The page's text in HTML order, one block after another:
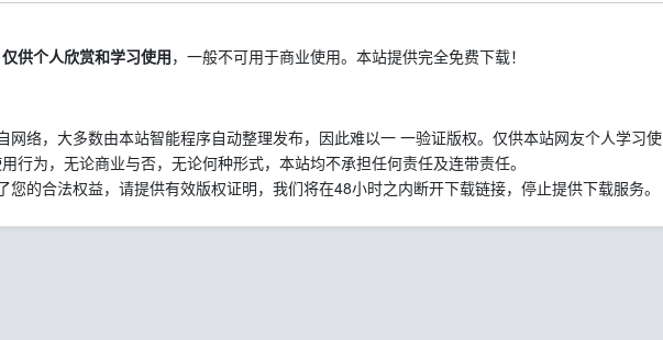
仅供个人欣赏和学习使用，一般不可用于商业使用。本站提供完全免费下载！
网络，大多数由本站智能程序自动整理发布，因此难以一 一验证版权。仅供本站网友个人学习使
行为，无论商业与否，无论何种形式，本站均不承担任何责任及连带责任。
您的合法权益，请提供有效版权证明，我们将在48小时之内断开下载链接，停止提供下载服务。